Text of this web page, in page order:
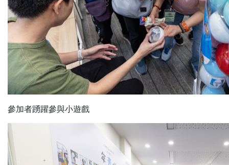
參加者踴躍參與小遊戲